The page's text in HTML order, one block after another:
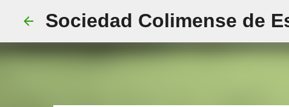
Sociedad Colimense de